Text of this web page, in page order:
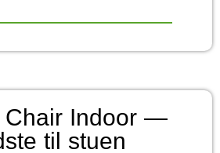
Chair Indoor —
til stuen